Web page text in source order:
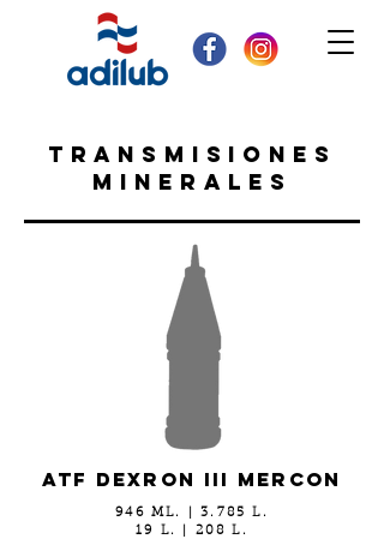
TRANSMISIONES
MINERALES
ATF DEXRON III MERCON
946 ML. | 3.785 L.
19 L. | 208 L.